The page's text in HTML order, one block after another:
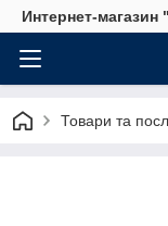
Интернет-
Товари та